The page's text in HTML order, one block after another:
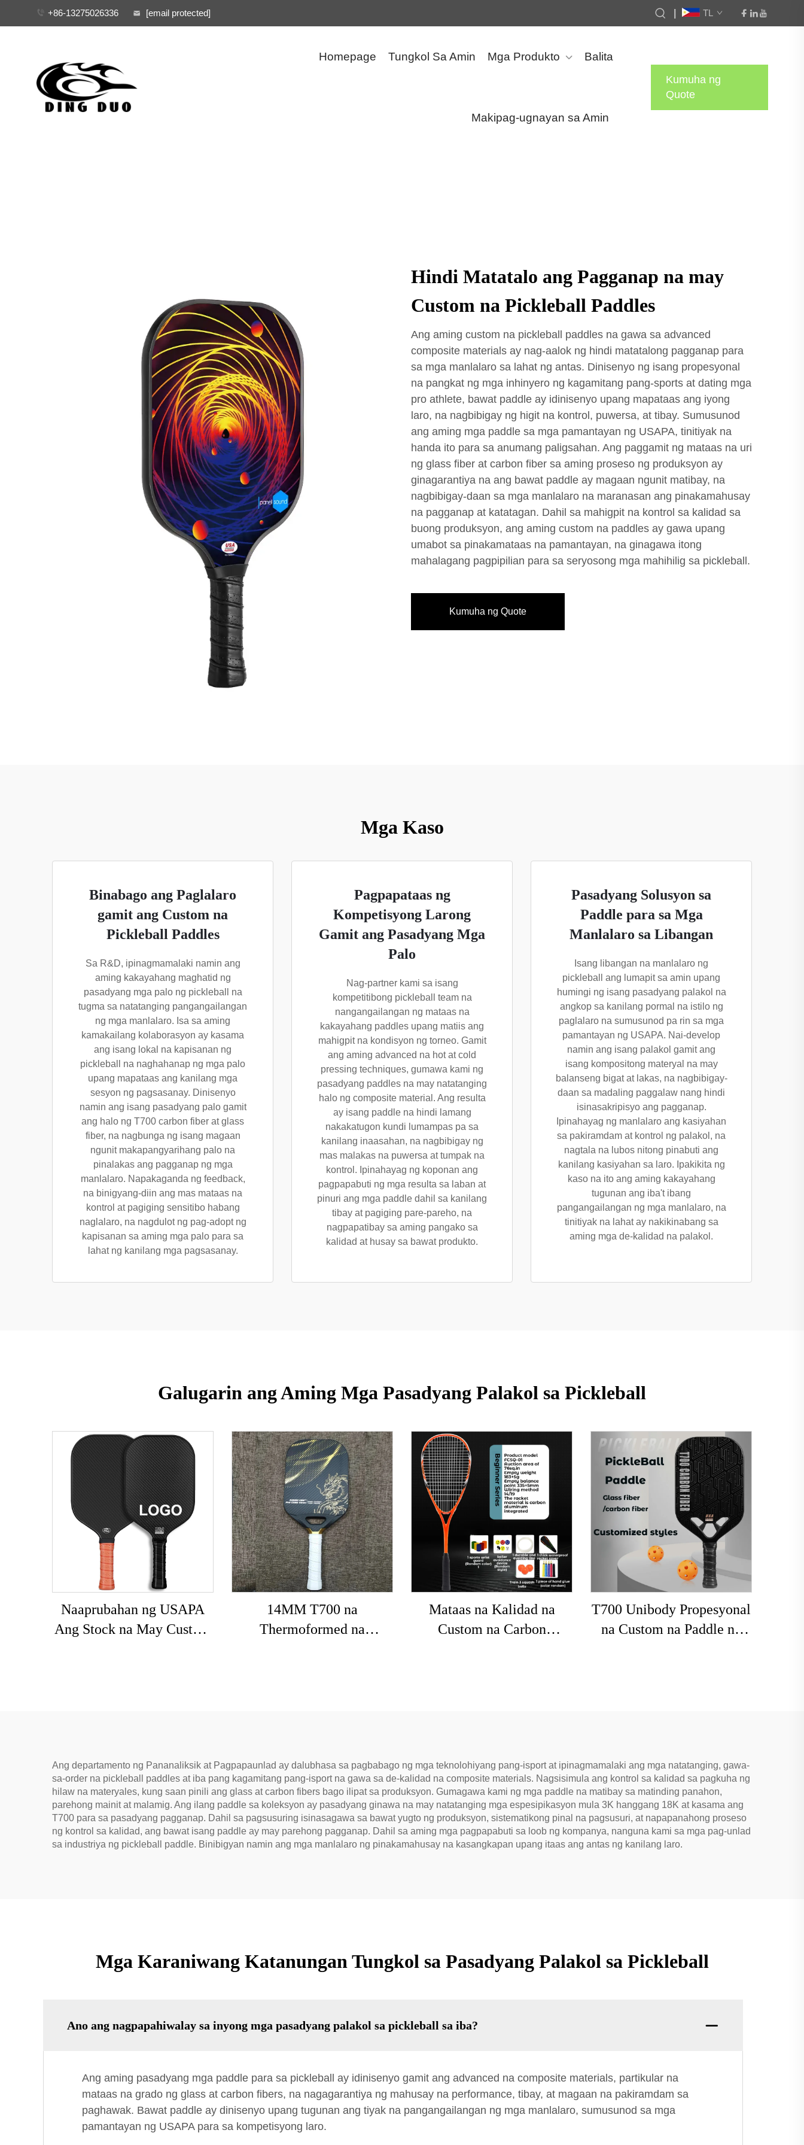
+86-13275026336 [email protected] TL
Homepage Tungkol Sa Amin Mga Produkto Balita
Makipag-ugnayan sa Amin
Kumuha ng
Quote
Hindi Matatalo ang Pagganap na may
Custom na Pickleball Paddles
Ang aming custom na pickleball paddles na gawa sa advanced
composite materials ay nag-aalok ng hindi matatalong pagganap para
sa mga manlalaro sa lahat ng antas. Dinisenyo ng isang propesyonal
na pangkat ng mga inhinyero ng kagamitang pang-sports at dating mga
pro athlete, bawat paddle ay idinisenyo upang mapataas ang iyong
laro, na nagbibigay ng higit na kontrol, puwersa, at tibay. Sumusunod
ang aming mga paddle sa mga pamantayan ng USAPA, tinitiyak na
handa ito para sa anumang paligsahan. Ang paggamit ng mataas na uri
ng glass fiber at carbon fiber sa aming proseso ng produksyon ay
ginagarantiya na ang bawat paddle ay magaan ngunit matibay, na
nagbibigay-daan sa mga manlalaro na maranasan ang pinakamahusay
na pagganap at katatagan. Dahil sa mahigpit na kontrol sa kalidad sa
buong produksyon, ang aming custom na paddles ay gawa upang
umabot sa pinakamataas na pamantayan, na ginagawa itong
mahalagang pagpipilian para sa seryosong mga mahihilig sa pickleball.
Kumuha ng Quote
Mga Kaso
Binabago ang Paglalaro
gamit ang Custom na
Pickleball Paddles
Sa R&D, ipinagmamalaki namin ang
aming kakayahang maghatid ng
pasadyang mga palo ng pickleball na
tugma sa natatanging pangangailangan
ng mga manlalaro. Isa sa aming
kamakailang kolaborasyon ay kasama
ang isang lokal na kapisanan ng
pickleball na naghahanap ng mga palo
upang mapataas ang kanilang mga
sesyon ng pagsasanay. Dinisenyo
namin ang isang pasadyang palo gamit
ang halo ng T700 carbon fiber at glass
fiber, na nagbunga ng isang magaan
ngunit makapangyarihang palo na
pinalakas ang pagganap ng mga
manlalaro. Napakaganda ng feedback,
na binigyang-diin ang mas mataas na
kontrol at pagiging sensitibo habang
naglalaro, na nagdulot ng pag-adopt ng
kapisanan sa aming mga palo para sa
lahat ng kanilang mga pagsasanay.
Pagpapataas ng
Kompetisyong Larong
Gamit ang Pasadyang Mga
Palo
Nag-partner kami sa isang
kompetitibong pickleball team na
nangangailangan ng mataas na
kakayahang paddles upang matiis ang
mahigpit na kondisyon ng torneo. Gamit
ang aming advanced na hot at cold
pressing techniques, gumawa kami ng
pasadyang paddles na may natatanging
halo ng composite material. Ang resulta
ay isang paddle na hindi lamang
nakakatugon kundi lumampas pa sa
kanilang inaasahan, na nagbibigay ng
mas malakas na puwersa at tumpak na
kontrol. Ipinahayag ng koponan ang
pagpapabuti ng mga resulta sa laban at
pinuri ang mga paddle dahil sa kanilang
tibay at pagiging pare-pareho, na
nagpapatibay sa aming pangako sa
kalidad at husay sa bawat produkto.
Pasadyang Solusyon sa
Paddle para sa Mga
Manlalaro sa Libangan
Isang libangan na manlalaro ng
pickleball ang lumapit sa amin upang
humingi ng isang pasadyang palakol na
angkop sa kanilang pormal na istilo ng
paglalaro na sumusunod pa rin sa mga
pamantayan ng USAPA. Nai-develop
namin ang isang palakol gamit ang
isang kompositong materyal na may
balanseng bigat at lakas, na nagbibigay-
daan sa madaling paggalaw nang hindi
isinasakripisyo ang pagganap.
Ipinahayag ng manlalaro ang kasiyahan
sa pakiramdam at kontrol ng palakol, na
nagtala na lubos nitong pinabuti ang
kanilang kasiyahan sa laro. Ipakikita ng
kaso na ito ang aming kakayahang
tugunan ang iba't ibang
pangangailangan ng mga manlalaro, na
tinitiyak na lahat ay nakikinabang sa
aming mga de-kalidad na palakol.
Galugarin ang Aming Mga Pasadyang Palakol sa Pickleball
Naaprubahan ng USAPA
Ang Stock na May Custom
14MM T700 na
Thermoformed na
Mataas na Kalidad na
Custom na Carbon
T700 Unibody Propesyonal
na Custom na Paddle ng
Ang departamento ng Pananaliksik at Pagpapaunlad ay dalubhasa sa pagbabago ng mga teknolohiyang pang-isport at ipinagmamalaki ang mga natatanging, gawa-
sa-order na pickleball paddles at iba pang kagamitang pang-isport na gawa sa de-kalidad na composite materials. Nagsisimula ang kontrol sa kalidad sa pagkuha ng
hilaw na materyales, kung saan pinili ang glass at carbon fibers bago ilipat sa produksyon. Gumagawa kami ng mga paddle na matibay sa matinding panahon,
parehong mainit at malamig. Ang ilang paddle sa koleksyon ay pasadyang ginawa na may natatanging mga espesipikasyon mula 3K hanggang 18K at kasama ang
T700 para sa pasadyang pagganap. Dahil sa pagsusuring isinasagawa sa bawat yugto ng produksyon, sistematikong pinal na pagsusuri, at napapanahong proseso
ng kontrol sa kalidad, ang bawat isang paddle ay may parehong pagganap. Dahil sa aming mga pagpapabuti sa loob ng kompanya, nanguna kami sa mga pag-unlad
sa industriya ng pickleball paddle. Binibigyan namin ang mga manlalaro ng pinakamahusay na kasangkapan upang itaas ang antas ng kanilang laro.
Mga Karaniwang Katanungan Tungkol sa Pasadyang Palakol sa Pickleball
Ano ang nagpapahiwalay sa inyong mga pasadyang palakol sa pickleball sa iba?
Ang aming pasadyang mga paddle para sa pickleball ay idinisenyo gamit ang advanced na composite materials, partikular na
mataas na grado ng glass at carbon fibers, na nagagarantiya ng mahusay na performance, tibay, at magaan na pakiramdam sa
paghawak. Bawat paddle ay dinisenyo upang tugunan ang tiyak na pangangailangan ng mga manlalaro, sumusunod sa mga
pamantayan ng USAPA para sa kompetisyong laro.